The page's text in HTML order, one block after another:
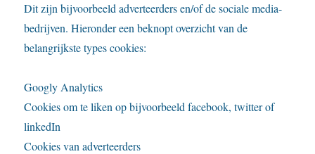
Dit zijn bijvoorbeeld adverteerders en/of de sociale media-
bedrijven. Hieronder een beknopt overzicht van de
belangrijkste types cookies:
Googly Analytics
Cookies om te liken op bijvoorbeeld facebook, twitter of
linkedIn
Cookies van adverteerders